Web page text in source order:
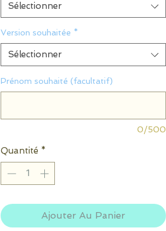
Sélectionner
Version souhaitée *
Sélectionner
Prénom souhaité (facultatif)
0/500
Quantité *
Ajouter Au Panier